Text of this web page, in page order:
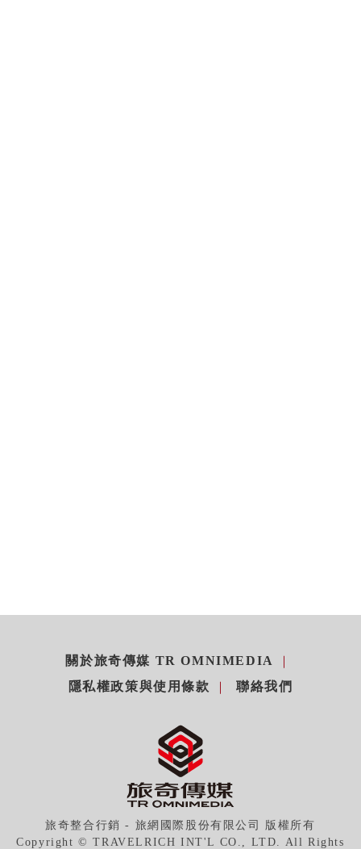
關於旅奇傳媒 TR OMNIMEDIA
隱私權政策與使用條款
聯絡我們
旅奇整合行銷 - 旅網國際股份有限公司 版權所有
Copyright © TRAVELRICH INT'L CO., LTD. All Rights